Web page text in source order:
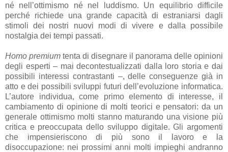
né nell’ottimismo né nel luddismo. Un equilibrio difficile
perché richiede una grande capacità di estraniarsi dagli
stimoli dei nostri nuovi modi di vivere e dalla possibile
nostalgia dei tempi passati.
Homo premium tenta di disegnare il panorama delle opinioni
degli esperti – mai decontestualizzati dalla loro storia e dai
possibili interessi contrastanti –, delle conseguenze già in
atto e dei possibili sviluppi futuri dell’evoluzione informatica.
L’autore individua, come primo elemento di interesse, il
cambiamento di opinione di molti teorici e pensatori: da un
generale ottimismo molti stanno maturando una visione più
critica e preoccupata dello sviluppo digitale. Gli argomenti
che impensieriscono di più sono il lavoro e la
disoccupazione: nei prossimi anni molti impieghi andranno